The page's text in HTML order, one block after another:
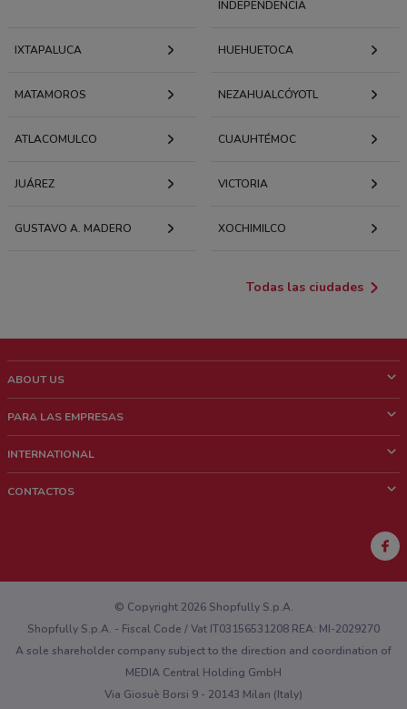
INDEPENDENCIA
IXTAPALUCA HUEHUETOCA
MATAMOROS NEZAHUALCÓYOTL
ATLACOMULCO CUAUHTÉMOC
JUÁREZ VICTORIA
GUSTAVO A. MADERO XOCHIMILCO
Todas las ciudades
ABOUT US
¿Quiénes Somos?
Trabaja con nosotros
PARA LAS EMPRESAS
Contacto comercial
INTERNATIONAL
CONTACTOS
¿Encontraste un problema en la web o en la aplicación?
© Copyright 2026 Shopfully S.p.A.
Shopfully S.p.A. - Fiscal Code / Vat IT03156531208 REA: MI-2029270
A sole shareholder company subject to the direction and coordination of
MEDIA Central Holding GmbH
Via Giosuè Borsi 9 - 20143 Milan (Italy)